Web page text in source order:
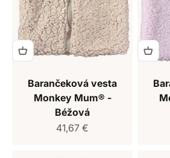
Barančeková vesta
Monkey Mum® -
Béžová
Predajná cena
41,67 €